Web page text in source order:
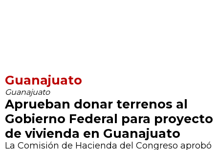
Guanajuato
Guanajuato
Aprueban donar terrenos al
Gobierno Federal para proyecto
de vivienda en Guanajuato
La Comisión de Hacienda del Congreso aprobó